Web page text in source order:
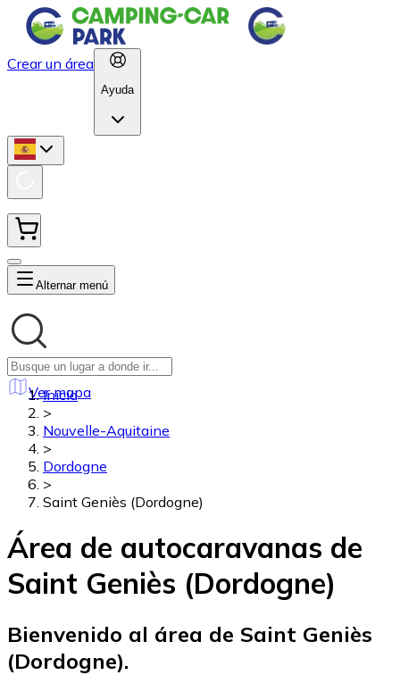
Crear un área
Ayuda
Alternar menú
Ver mapa
Inicio
>
Nouvelle-Aquitaine
>
Dordogne
>
Saint Geniès (Dordogne)
Área de autocaravanas de
Saint Geniès (Dordogne)
Bienvenido al área de Saint Geniès
(Dordogne).